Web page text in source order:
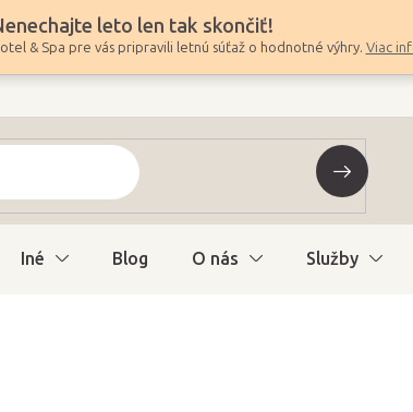
leto len tak skončiť!
& Spa pre vás pripravili letnú súťaž o hodnotné výhry. Viac
Iné Blog O nás Služby